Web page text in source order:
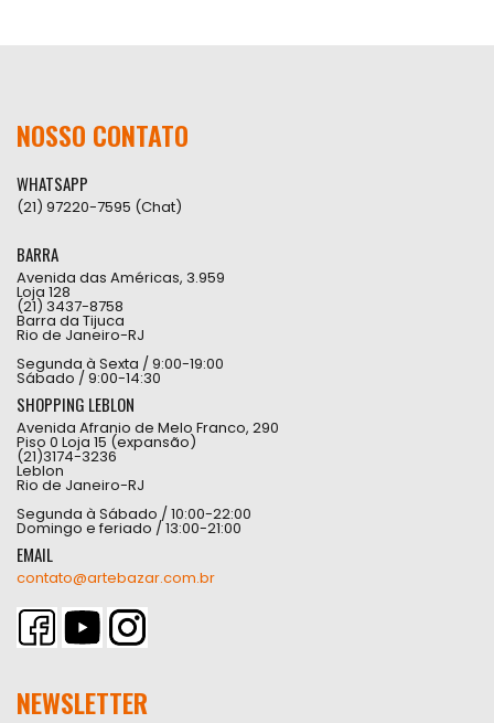
NOSSO CONTATO
WHATSAPP
(21) 97220-7595 (Chat)
BARRA
Avenida das Américas, 3.959
Loja 128
(21) 3437-8758
Barra da Tijuca
Rio de Janeiro-RJ
Segunda à Sexta / 9:00-19:00
Sábado / 9:00-14:30
SHOPPING LEBLON
Avenida Afranio de Melo Franco, 290
Piso 0 Loja 15 (expansão)
(21)3174-3236
Leblon
Rio de Janeiro-RJ
Segunda à Sábado / 10:00-22:00
Domingo e feriado / 13:00-21:00
EMAIL
contato@artebazar.com.br
NEWSLETTER